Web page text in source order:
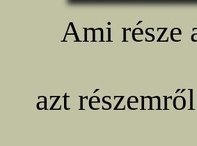
Ami része
azt